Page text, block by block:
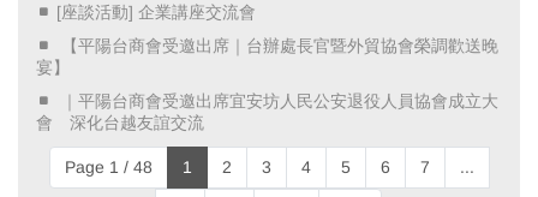
[座談活動] 企業講座交流會
​ 【平陽台商會受邀出席｜台辦處長官暨外貿協會榮調歡送晚
宴】 ​
​ ｜平陽台商會受邀出席宜安坊人民公安退役人員協會成立大
會 深化台越友誼交流 ​
Page 1 / 48 1 2 3 4 5 6 7 ...